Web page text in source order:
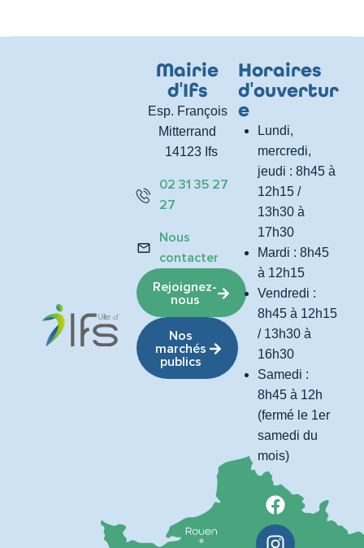
Mairie
d'Ifs
Esp. François
Mitterrand
14123 Ifs
02 31 35 27
27
Nous
contacter
Rejoignez-
nous
Nos
marchés
publics
Horaires
d'ouvertur
e
Lundi,
mercredi,
jeudi : 8h45 à
12h15 /
13h30 à
17h30
Mardi : 8h45
à 12h15
Vendredi :
8h45 à 12h15
/ 13h30 à
16h30
Samedi :
8h45 à 12h
(fermé le 1er
samedi du
mois)